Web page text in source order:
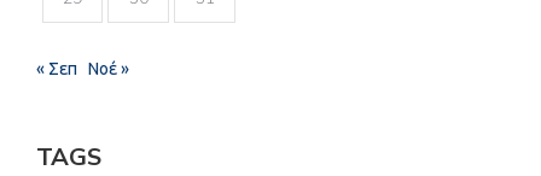
« Σεπ Νοέ »
TAGS